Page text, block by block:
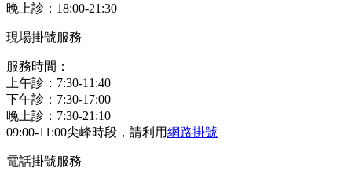
晚上診：18:00-21:30
現場掛號服務
服務時間：
上午診：7:30-11:40
下午診：7:30-17:00
晚上診：7:30-21:10
09:00-11:00尖峰時段，請利用網路掛號
電話掛號服務